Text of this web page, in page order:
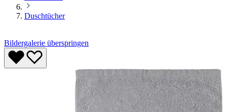
Duschtücher
Bildergalerie überspringen